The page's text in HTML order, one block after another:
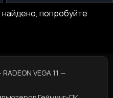
попробуйте
VEGA 11 —